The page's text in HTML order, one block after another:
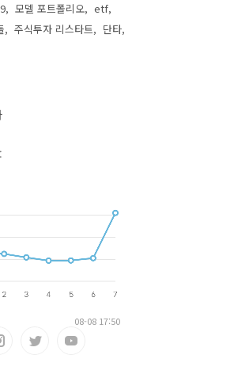
모델 포트폴리오
etf
주식투자 리스타트
단타
08-08 17:50